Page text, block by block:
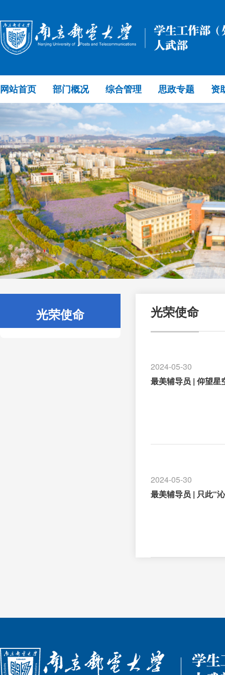
网站首页 部门概况 综合管理 思政专题 资
光荣使命 光荣使命
2024-05-30
最美辅导员 | 仰望星
2024-05-30
最美辅导员 | 只此“